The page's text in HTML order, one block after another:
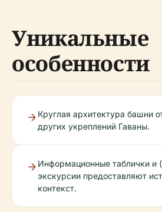
Уникальные
особенности
Круглая архитектура башни
других укреплений Гаваны.
Информационные таблички и
экскурсии предоставляют
контекст.